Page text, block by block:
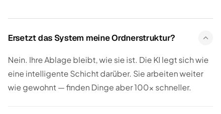
Ersetzt das System meine Ordnerstruktur?
Nein. Ihre Ablage bleibt, wie sie ist. Die KI legt sich wie
eine intelligente Schicht darüber. Sie arbeiten weiter
wie gewohnt — finden Dinge aber 100× schneller.